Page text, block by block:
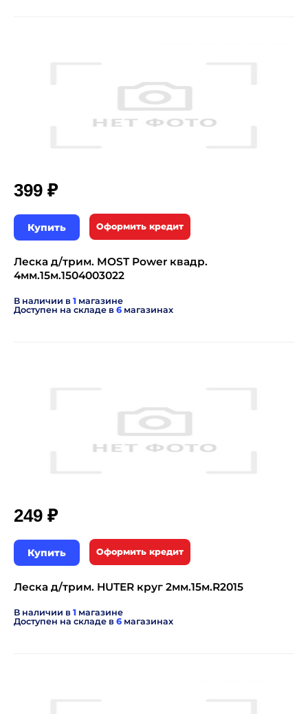
399 ₽
Купить Оформить кредит
Леска д/трим. MOST Power квадр.
4мм.15м.1504003022
В наличии в 1 магазине
Доступен на складе в 6 магазинах
249 ₽
Купить Оформить кредит
Леска д/трим. HUTER круг 2мм.15м.R2015
В наличии в 1 магазине
Доступен на складе в 6 магазинах